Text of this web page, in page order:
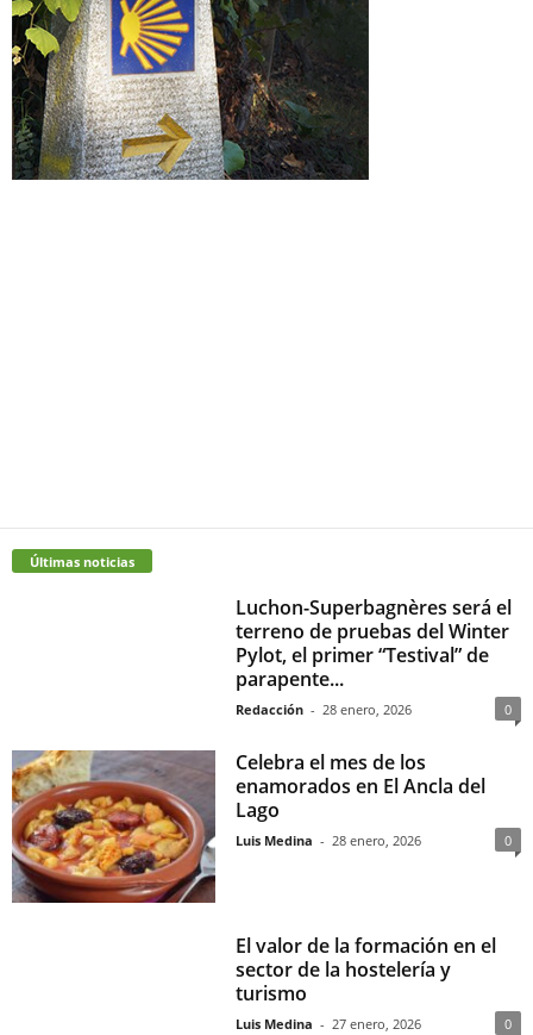
Últimas noticias
Luchon-Superbagnères será el
terreno de pruebas del Winter
Pylot, el primer “Testival” de
parapente...
Redacción - 28 enero, 2026 0
Celebra el mes de los
enamorados en El Ancla del
Lago
Luis Medina - 28 enero, 2026 0
El valor de la formación en el
sector de la hostelería y
turismo
Luis Medina - 27 enero, 2026 0